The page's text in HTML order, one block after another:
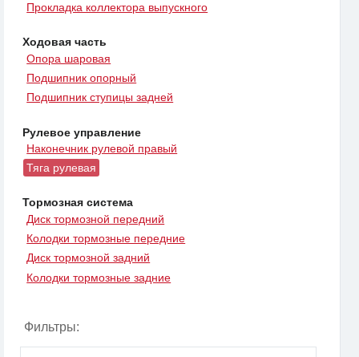
Прокладка коллектора выпускного
Ходовая часть
Опора шаровая
Подшипник опорный
Подшипник ступицы задней
Рулевое управление
Наконечник рулевой правый
Тяга рулевая
Тормозная система
Диск тормозной передний
Колодки тормозные передние
Диск тормозной задний
Колодки тормозные задние
Фильтры: